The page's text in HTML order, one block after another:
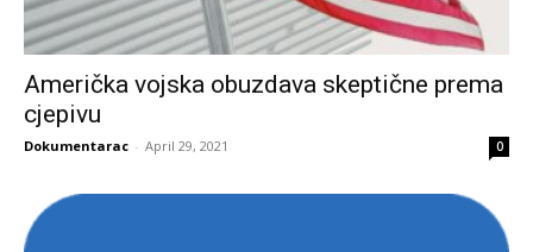
Američka vojska obuzdava skeptične prema
cjepivu
Dokumentarac - April 29, 2021 0